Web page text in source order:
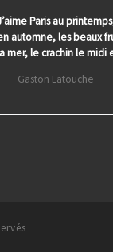
Paris au
automne, les beaux
mer, le crachin le midi
Gaston Latouche